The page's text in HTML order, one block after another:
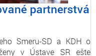
partnerstvá
Smeru-SD a KDH o
v Ústave SR ešte